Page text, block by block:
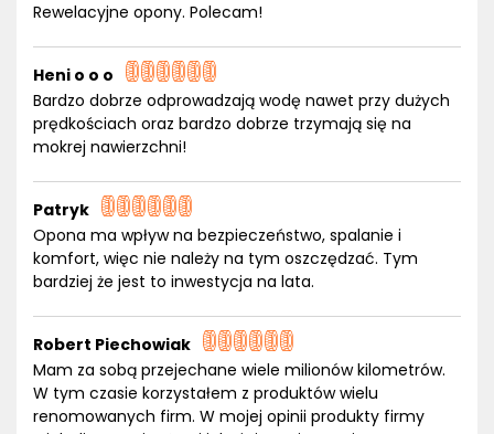
Rewelacyjne opony. Polecam!
Heni o o o
Bardzo dobrze odprowadzają wodę nawet przy dużych
prędkościach oraz bardzo dobrze trzymają się na
mokrej nawierzchni!
Patryk
Opona ma wpływ na bezpieczeństwo, spalanie i
komfort, więc nie należy na tym oszczędzać. Tym
bardziej że jest to inwestycja na lata.
Robert Piechowiak
Mam za sobą przejechane wiele milionów kilometrów.
W tym czasie korzystałem z produktów wielu
renomowanych firm. W mojej opinii produkty firmy